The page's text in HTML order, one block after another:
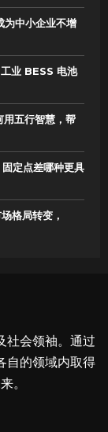
中小企业不增
业 BESS 电池
五行智慧，帮
定点差哪种更具
格局转变，
社会领袖。通过
自的领域内取得
。